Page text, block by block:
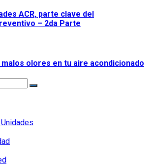
ACR, parte clave del
– 2da Parte
olores en tu aire acondicionado